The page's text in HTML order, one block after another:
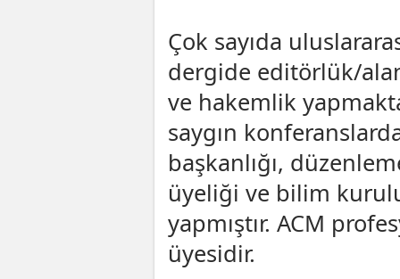
Çok sayıda
dergide editörlük/
ve hakemlik
saygın
başkanlığı,
üyeliği ve bilim
yapmıştır. ACM
üyesidir.